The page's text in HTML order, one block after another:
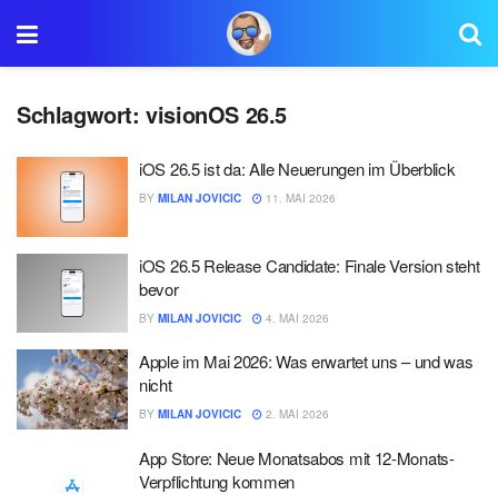
Schlagwort:visionOS 26.5
iOS 26.5 ist da: Alle Neuerungen im Überblick
BY MILAN JOVICIC 11. MAI 2026
iOS 26.5 Release Candidate: Finale Version steht
bevor
BY MILAN JOVICIC 4. MAI 2026
Apple im Mai 2026: Was erwartet uns – und was
nicht
BY MILAN JOVICIC 2. MAI 2026
App Store: Neue Monatsabos mit 12-Monats-
Verpflichtung kommen